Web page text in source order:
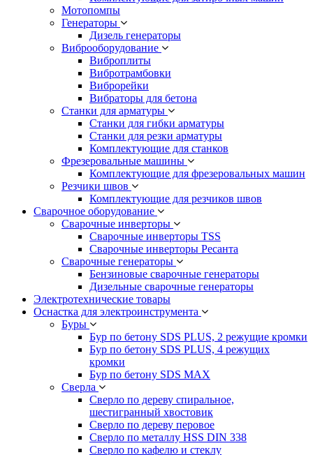
Мотопомпы
Генераторы
Дизель генераторы
Виброоборудование
Виброплиты
Вибротрамбовки
Виброрейки
Вибраторы для бетона
Станки для арматуры
Станки для гибки арматуры
Станки для резки арматуры
Комплектующие для станков
Фрезеровальные машины
Комплектующие для фрезеровальных машин
Резчики швов
Комплектующие для резчиков швов
Сварочное оборудование
Сварочные инверторы
Сварочные инверторы TSS
Сварочные инверторы Ресанта
Сварочные генераторы
Бензиновые сварочные генераторы
Дизельные сварочные генераторы
Электротехнические товары
Оснастка для электроинструмента
Буры
Бур по бетону SDS PLUS, 2 режущие кромки
Бур по бетону SDS PLUS, 4 режущих
кромки
Бур по бетону SDS MAX
Сверла
Сверло по дереву спиральное,
шестигранный хвостовик
Сверло по дереву перовое
Сверло по металлу HSS DIN 338
Сверло по кафелю и стеклу